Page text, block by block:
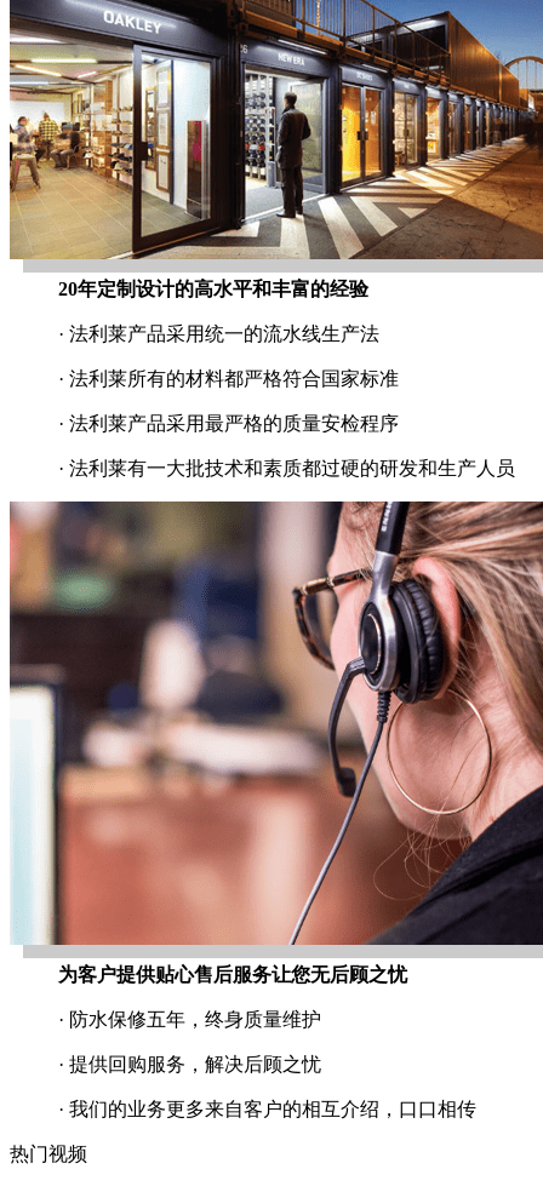
20年定制设计的高水平和丰富的经验
· 法利莱产品采用统一的流水线生产法
· 法利莱所有的材料都严格符合国家标准
· 法利莱产品采用最严格的质量安检程序
· 法利莱有一大批技术和素质都过硬的研发和生产人员
为客户提供贴心售后服务让您无后顾之忧
· 防水保修五年，终身质量维护
· 提供回购服务，解决后顾之忧
· 我们的业务更多来自客户的相互介绍，口口相传
热门视频